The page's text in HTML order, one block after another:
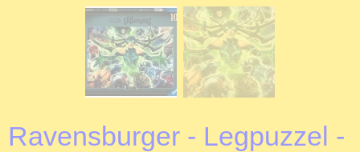
Ravensburger - Legpuzzel -